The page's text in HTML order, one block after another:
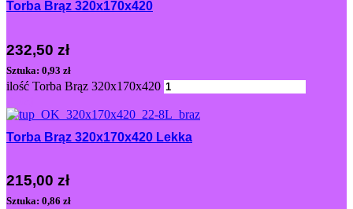
Torba Brąz 320x170x420
232,50 zł
Sztuka: 0,93 zł
ilość Torba Brąz 320x170x420
Torba Brąz 320x170x420 Lekka
215,00 zł
Sztuka: 0,86 zł